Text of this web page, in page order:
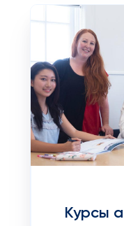
Курсы